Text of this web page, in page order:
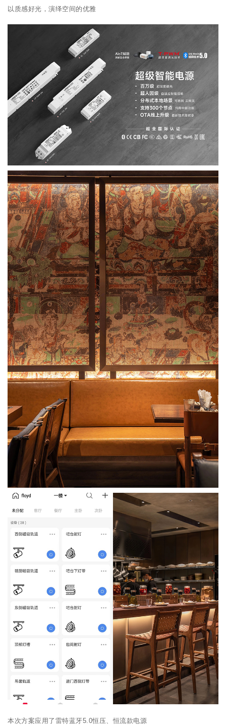
以质感好光，演绎空间的优雅
本次方案应用了雷特蓝牙5.0恒压、恒流款电源